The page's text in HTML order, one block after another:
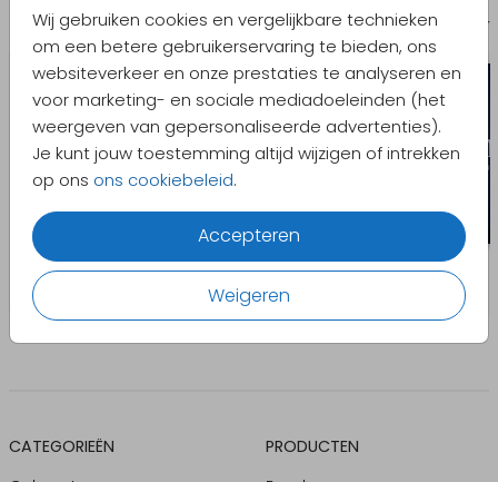
Wij gebruiken cookies en vergelijkbare technieken
om een betere gebruikerservaring te bieden, ons
websiteverkeer en onze prestaties te analyseren en
voor marketing- en sociale mediadoeleinden (het
weergeven van gepersonaliseerde advertenties).
Je kunt jouw toestemming altijd wijzigen of intrekken
op ons ons cookiebeleid.
Accepteren
Weigeren
Geboortekaartje
CATEGORIEËN
PRODUCTEN